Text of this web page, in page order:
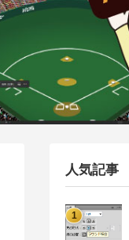
人気記事
1